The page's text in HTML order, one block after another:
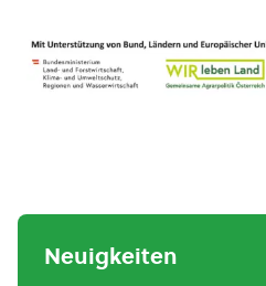
Neuigkeiten